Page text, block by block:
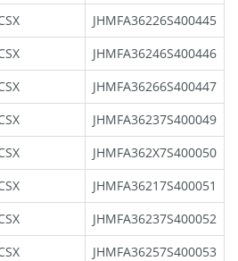
JHMFA36226S400445
JHMFA36246S400446
JHMFA36266S400447
JHMFA36237S400049
JHMFA362X7S400050
JHMFA36217S400051
JHMFA36237S400052
JHMFA36257S400053